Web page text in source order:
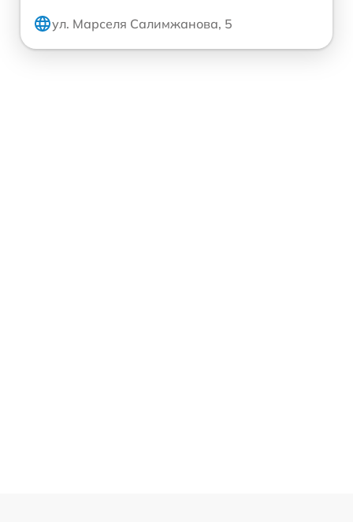
ул. Марселя Салимжанова, 5